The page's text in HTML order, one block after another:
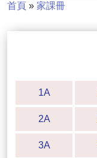
首頁 » 家課冊
1A
2A
3A